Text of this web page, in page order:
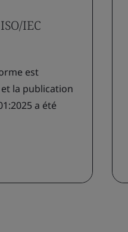
IEC
est
la publication
a été